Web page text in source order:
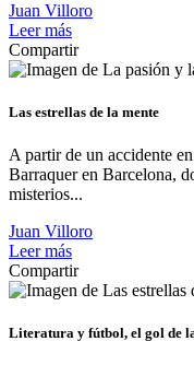
Juan Villoro
Leer más
Compartir
Las estrellas de la mente
A partir de un accidente
Barraquer en Barcelona,
misterios...
Juan Villoro
Leer más
Compartir
Literatura y fútbol, el gol de